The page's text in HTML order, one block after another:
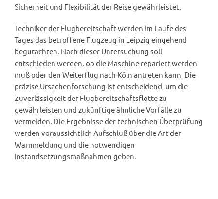
Sicherheit und Flexibilität der Reise gewährleistet.
Techniker der Flugbereitschaft werden im Laufe des
Tages das betroffene Flugzeug in Leipzig eingehend
begutachten. Nach dieser Untersuchung soll
entschieden werden, ob die Maschine repariert werden
muß oder den Weiterflug nach Köln antreten kann. Die
präzise Ursachenforschung ist entscheidend, um die
Zuverlässigkeit der Flugbereitschaftsflotte zu
gewährleisten und zukünftige ähnliche Vorfälle zu
vermeiden. Die Ergebnisse der technischen Überprüfung
werden voraussichtlich Aufschluß über die Art der
Warnmeldung und die notwendigen
Instandsetzungsmaßnahmen geben.